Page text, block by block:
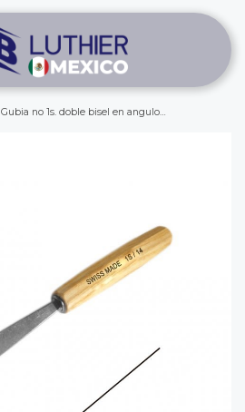
Gubia no 1s. doble bisel en angulo de 14 mm de ancho